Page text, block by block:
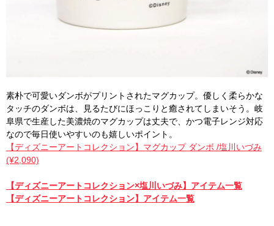
素朴で可愛いダンボがプリントされたマグカップ。優しく柔らかな
タッチのダンボは、見るたびにほっこりと癒されてしまいそう。岐
阜県で生産した美濃焼のマグカップは丈夫で、かつ電子レンジ対応
なので毎日使いやすいのも嬉しいポイント。
【ディズニーアートコレクション】マグカップ ダンボ /塩川いづみ
(¥2,090)
【ディズニーアートコレクション×塩川いづみ】アイテム一覧
【ディズニーアートコレクション】アイテム一覧